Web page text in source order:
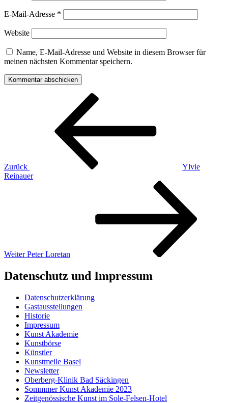
E-Mail-Adresse *
Website
Name, E-Mail-Adresse und Website in diesem Browser für
meinen nächsten Kommentar speichern.
Beitragsnavigation
Zurück
Ylvie
Reinauer
Weiter Peter Loretan
Datenschutz und Impressum
Datenschutzerklärung
Gastausstellungen
Historie
Impressum
Kunst Akademie
Kunstbörse
Künstler
Kunstmeile Basel
Newsletter
Oberberg-Klinik Bad Säckingen
Sommmer Kunst Akademie 2023
Zeitgenössische Kunst im Sole-Felsen-Hotel